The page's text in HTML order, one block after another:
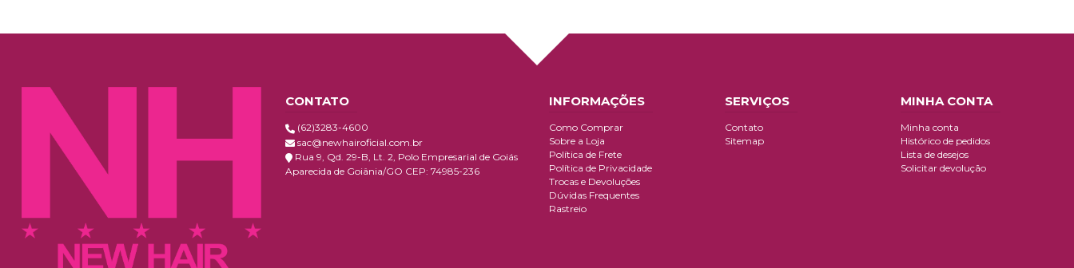
CONTATO
(62)3283-4600
sac@newhairoficial.com.br
Rua 9, Qd. 29-B, Lt. 2, Polo Empresarial de Goiás
Aparecida de Goiânia/GO CEP: 74985-236
INFORMAÇÕES
Como Comprar
Sobre a Loja
Política de Frete
Política de Privacidade
Trocas e Devoluções
Dúvidas Frequentes
Rastreio
SERVIÇOS
Contato
Sitemap
MINHA CONTA
Minha conta
Histórico de pedidos
Lista de desejos
Solicitar devolução